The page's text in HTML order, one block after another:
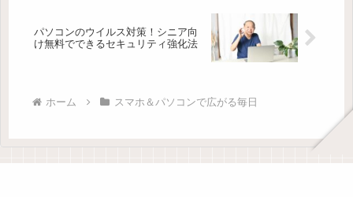
パソコンのウイルス対策！シニア向
け無料でできるセキュリティ強化法
ホーム スマホ＆パソコンで広がる毎日